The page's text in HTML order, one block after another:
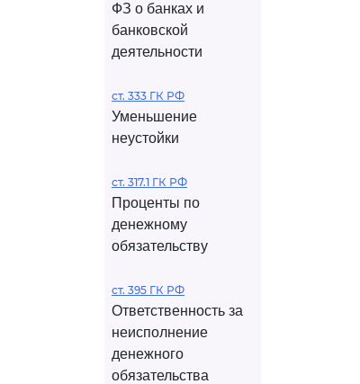
ФЗ о банках и
банковской
деятельности
ст. 333 ГК РФ
Уменьшение
неустойки
ст. 317.1 ГК РФ
Проценты по
денежному
обязательству
ст. 395 ГК РФ
Ответственность за
неисполнение
денежного
обязательства